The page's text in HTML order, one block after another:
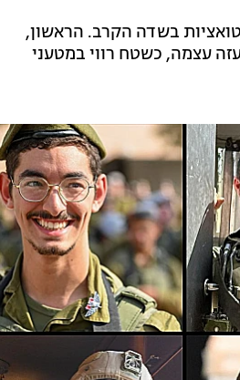
בשדה הקרב. הראשון,
עצמה, כשטח רווי במטעני